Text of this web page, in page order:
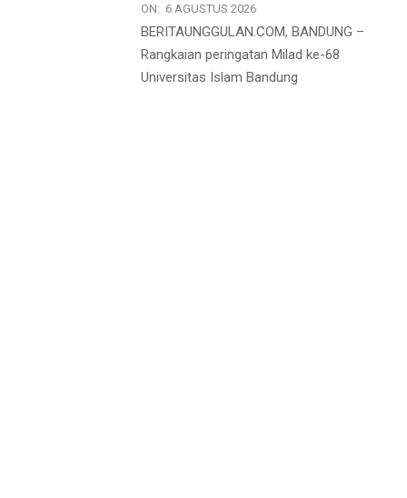
ON: 6 AGUSTUS 2026
BERITAUNGGULAN.COM, BANDUNG –
Rangkaian peringatan Milad ke-68
Universitas Islam Bandung